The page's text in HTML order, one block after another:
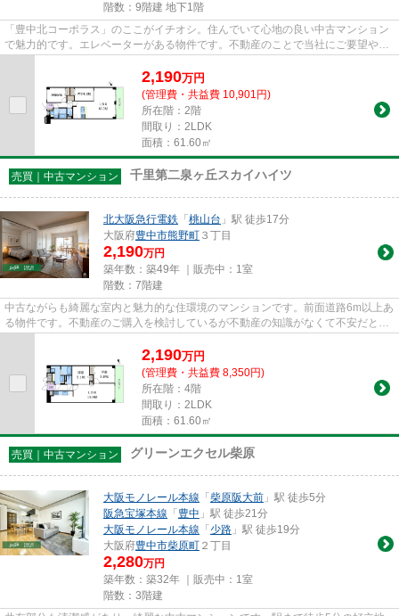
階数：9階建 地下1階
「豊中北コーポラス」のここがイチオシ。住んでいて心地の良い中古マンション
で魅力的です。エレベーターがある物件です。不動産のことで当社にご要望やご
2,190万円
(管理費・共益費 10,901円)
所在階：2階
間取り：2LDK
面積：61.60㎡
売買｜中古マンション 千里第二泉ヶ丘スカイハイツ
北大阪急行電鉄 「 桃山台 」駅 徒歩17分
大阪府豊中市熊野町 ３丁目
2,190万円
築年数：築49年 ｜販売中： 1室
階数：7階建
中古ながらも綺麗な室内と魅力的な住環境のマンションです。前面道路6m以上あ
る物件です。不動産のご購入を検討しているが不動産の知識がなくて不安だと思
2,190万円
(管理費・共益費 8,350円)
所在階：4階
間取り：2LDK
面積：61.60㎡
売買｜中古マンション グリーンエクセル柴原
大阪モノレール本線 「 柴原阪大前 」駅 徒歩5分
阪急宝塚本線 「 豊中 」駅 徒歩21分
大阪モノレール本線 「 少路 」駅 徒歩19分
大阪府豊中市柴原町 ２丁目
2,280万円
築年数：築32年 ｜販売中： 1室
階数：3階建